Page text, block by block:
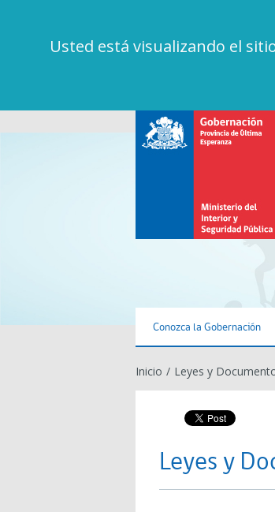
Usted está visualizando el
Conozca la Gobernación
Menú Principal
Inicio / Leyes y
Leyes y